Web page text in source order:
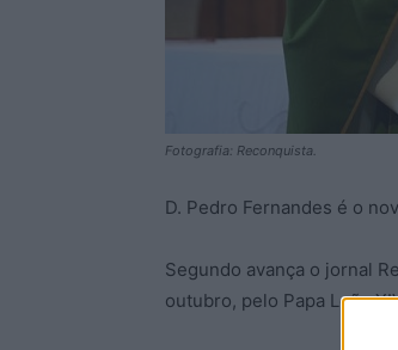
Fotografia: Reconquista.
D. Pedro Fernandes é o
Segundo avança o jornal
outubro, pelo Papa Leão